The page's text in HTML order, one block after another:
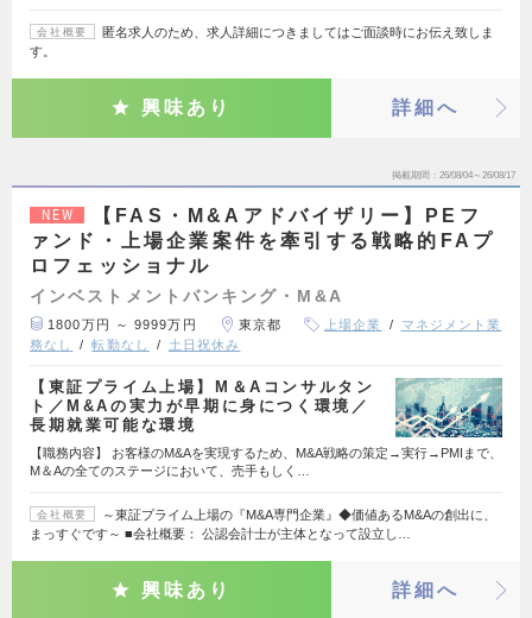
会社概要
匿名求人のため、求人詳細につきましてはご面談時にお伝え致しま
す。
興味あり 詳細へ
掲載期間 26/08/04～26/08/17
NEW
【FAS・M&Aアドバイザリー】PEフ
ァンド・上場企業案件を牽引する戦略的FAプ
ロフェッショナル
インベストメントバンキング・M&A
1800万円 ～ 9999万円 東京都 上場企業
マネジメント業
務なし
転勤なし 土日祝休み
【東証プライム上場】M＆Aコンサルタン
ト／M&Aの実力が早期に身につく環境／
長期就業可能な環境
【職務内容】 お客様のM&Aを実現するため、M&A戦略の策定→実行→PMIまで、
M＆Aの全てのステージにおいて、売手もしく…
会社概要
～東証プライム上場の『M&A専門企業』◆価値あるM&Aの創出に、
まっすぐです～ ■会社概要： 公認会計士が主体となって設立し…
興味あり 詳細へ